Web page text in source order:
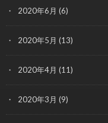
2020年6月 (6)
2020年5月 (13)
2020年4月 (11)
2020年3月 (9)